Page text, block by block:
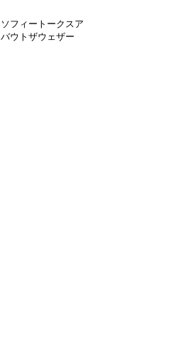
ソフィートークスア
バウトザウェザー